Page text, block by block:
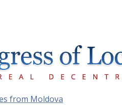
from Moldova